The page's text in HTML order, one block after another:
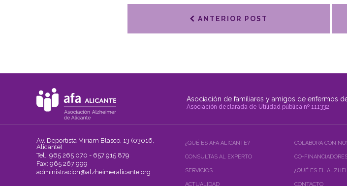
ANTERIOR POST
Asociación de familiares y amigos de enfermos
Asociación declarada de Utilidad pública nº 111332
Av. Deportista Miriam Blasco, 13 (03016,
Alicante)
Tel.: 965 265 070 - 657 915 879
Fax: 965 267 999
administracion@alzheimeralicante.org
¿QUÉ ES AFA ALICANTE?
CONSULTAS AL EXPERTO
SERVICIOS
ACTUALIDAD
COLABORA CON
CO-
¿QUÉ ES EL
CONTACTO